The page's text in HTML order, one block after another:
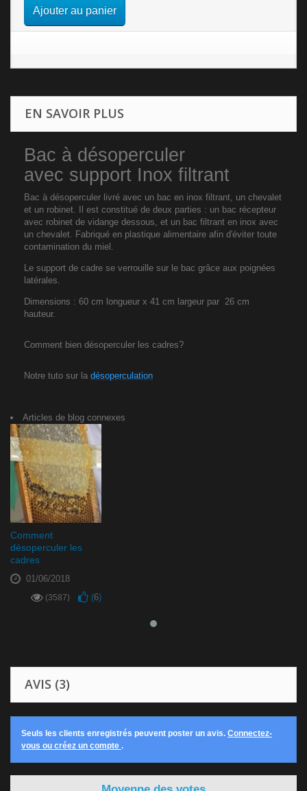
Ajouter au panier
EN SAVOIR PLUS
Bac à désoperculer
avec support Inox filtrant
Bac à désoperculer livré avec un bac en inox filtrant, un chevalet
et un robinet. Il est constitué de deux parties : un bac récepteur
avec robinet de vidange dessous, et un bac filtrant en inox avec
un chevalet. Fabriqué en plastique alimentaire afin d'éviter toute
contamination du miel.
Le support de cadre se verrouille sur le bac grâce aux poignées
latérales.
Dimensions : 60 cm longueur x 41 cm largeur par 26 cm
hauteur.
Comment bien désoperculer les cadres?
Notre tuto sur la désoperculation
Articles de blog connexes
Comment
désoperculer les
cadres
01/06/2018
(3587) (6)
AVIS (3)
Seuls les clients enregistrés peuvent poster un avis. Connectez-
vous ou créez un compte .